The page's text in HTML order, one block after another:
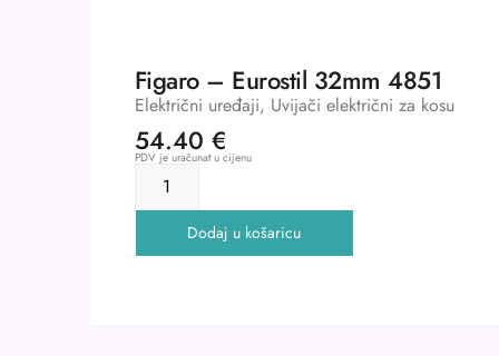
Figaro – Eurostil 32mm 4851
Električni uređaji, Uvijači električni za kosu
54.40 €
PDV je uračunat u cijenu
Dodaj u košaricu